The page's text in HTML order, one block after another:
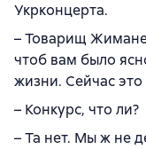
Укрконцерта.
– Товарищ
чтоб вам было
жизни. Сейчас это
– Конкурс, что ли?
– Та нет. Мы ж не